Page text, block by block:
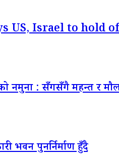
US, Israel to hold
नमुना : सँगसँगै महन्त र
भवन पुनर्निर्माण हुँदै